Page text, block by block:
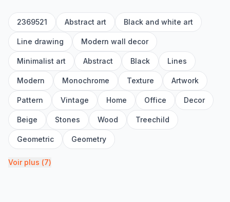
2369521 Abstract art Black and white art
Line drawing Modern wall decor
Minimalist art Abstract Black Lines
Modern Monochrome Texture Artwork
Pattern Vintage Home Office Decor
Beige Stones Wood Treechild
Geometric Geometry
Voir plus (7)